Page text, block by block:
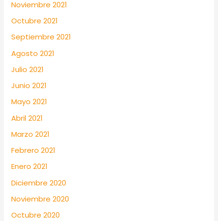
Noviembre 2021
Octubre 2021
Septiembre 2021
Agosto 2021
Julio 2021
Junio 2021
Mayo 2021
Abril 2021
Marzo 2021
Febrero 2021
Enero 2021
Diciembre 2020
Noviembre 2020
Octubre 2020